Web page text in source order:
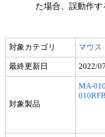
た場合、誤動作す
対象カテゴリ マウス
最終更新日 2022/
対象製品
MA-